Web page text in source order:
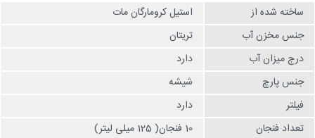
ساخته شده از
استیل کرومارگان مات
جنس مخزن آب
تریتان
درج میزان آب
دارد
جنس پارچ
شیشه
فیلتر
دارد
تعداد فنجان